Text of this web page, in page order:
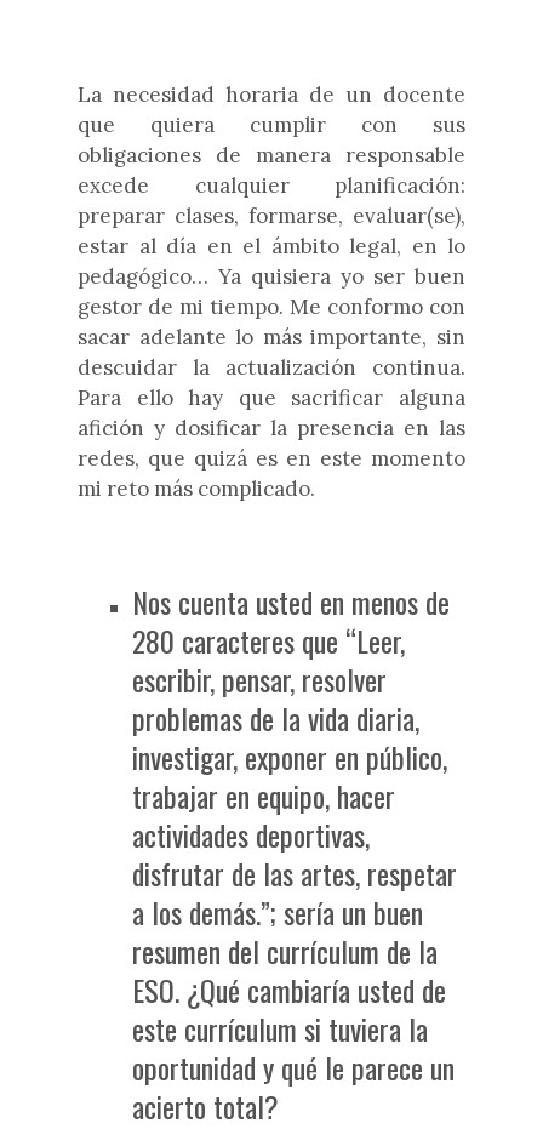
La necesidad horaria de un docente
que quiera cumplir con sus
obligaciones de manera responsable
excede cualquier planificación:
preparar clases, formarse, evaluar(se),
estar al día en el ámbito legal, en lo
pedagógico… Ya quisiera yo ser buen
gestor de mi tiempo. Me conformo con
sacar adelante lo más importante, sin
descuidar la actualización continua.
Para ello hay que sacrificar alguna
afición y dosificar la presencia en las
redes, que quizá es en este momento
mi reto más complicado.
Nos cuenta usted en menos de
280 caracteres que “Leer,
escribir, pensar, resolver
problemas de la vida diaria,
investigar, exponer en público,
trabajar en equipo, hacer
actividades deportivas,
disfrutar de las artes, respetar
a los demás.”; sería un buen
resumen del currículum de la
ESO. ¿Qué cambiaría usted de
este currículum si tuviera la
oportunidad y qué le parece un
acierto total?